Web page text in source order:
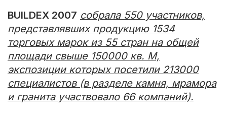
BUILDEX 2007 собрала 550 участников,
представлявших продукцию 1534
торговых марок из 55 стран на общей
площади свыше 150000 кв. М,
экспозиции которых посетили 213000
специалистов (в разделе камня, мрамора
и гранита участвовало 66 компаний).